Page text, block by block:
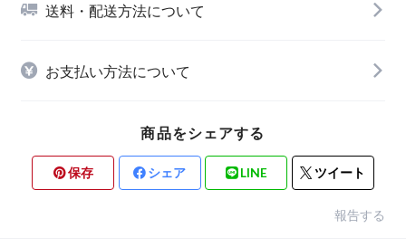
送料・配送方法について
お支払い方法について
商品をシェアする
保存 シェア LINE ツイート
報告する